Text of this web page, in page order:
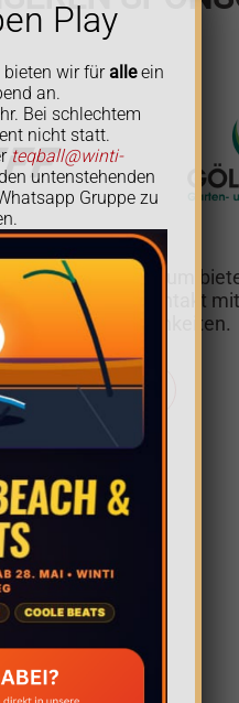
wiederum
Nehmen sie Kontakt
Sponsormöglichkeiten.
SPONSORING
Play
bieten wir für alleein
an.
Bei schlechtem
nicht statt.
teqball@winti-
untenstehenden
Gruppe zu